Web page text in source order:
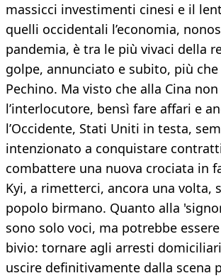
massicci investimenti cinesi e il
quelli occidentali l’economia,
pandemia, è tra le più vivaci della
golpe, annunciato e subito, più
Pechino. Ma visto che alla Cina
l’interlocutore, bensì fare affari e
l’Occidente, Stati Uniti in testa,
intenzionato a conquistare
combattere una nuova crociata in
Kyi, a rimetterci, ancora una volta,
popolo birmano. Quanto alla
sono solo voci, ma potrebbe
bivio: tornare agli arresti
uscire definitivamente dalla scena